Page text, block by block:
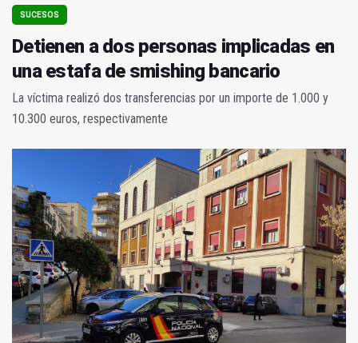
SUCESOS
Detienen a dos personas implicadas en
una estafa de smishing bancario
La víctima realizó dos transferencias por un importe de 1.000 y
10.300 euros, respectivamente